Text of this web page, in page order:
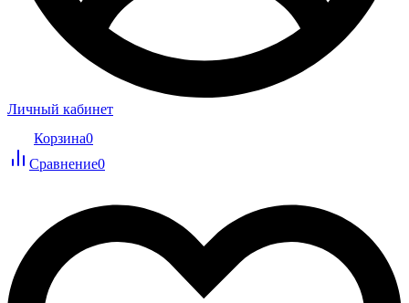
Личный кабинет
Корзина0
Сравнение0